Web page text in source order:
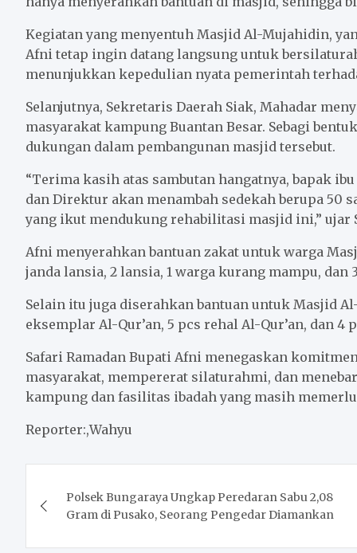
Kegiatan yang menyentuh Masjid Al-Mujahidin,
Afni tetap ingin datang langsung untuk
menunjukkan kepedulian nyata pemerintah
Selanjutnya, Sekretaris Daerah Siak, Mahadar
masyarakat kampung Buantan Besar. Sebagi
dukungan dalam pembangunan masjid tersebut.
“Terima kasih atas sambutan hangatnya, bapak
dan Direktur akan menambah sedekah berupa 50
yang ikut mendukung rehabilitasi masjid ini,” ujar
Afni menyerahkan bantuan zakat untuk warga
janda lansia, 2 lansia, 1 warga kurang mampu,
Selain itu juga diserahkan bantuan untuk Masjid
eksemplar Al-Qur’an, 5 pcs rehal Al-Qur’an, dan 4
Safari Ramadan Bupati Afni menegaskan
masyarakat, mempererat silaturahmi, dan
kampung dan fasilitas ibadah yang masih
Reporter:,Wahyu
navigation
Polsek Bungaraya Ungkap Peredaran Sabu 2,08
Gram di Pusako, Seorang Pengedar Diamankan